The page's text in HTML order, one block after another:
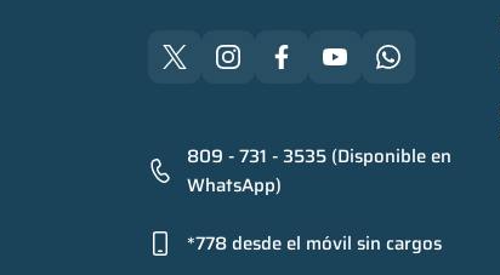
809 - 731 - 3535 (Disponible en
WhatsApp)
*778 desde el móvil sin cargos